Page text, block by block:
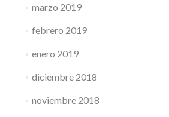
marzo 2019
febrero 2019
enero 2019
diciembre 2018
noviembre 2018